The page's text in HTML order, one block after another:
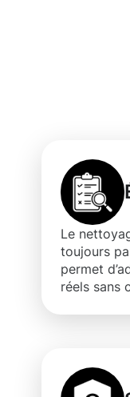
Le
toujours
permet
réels sans